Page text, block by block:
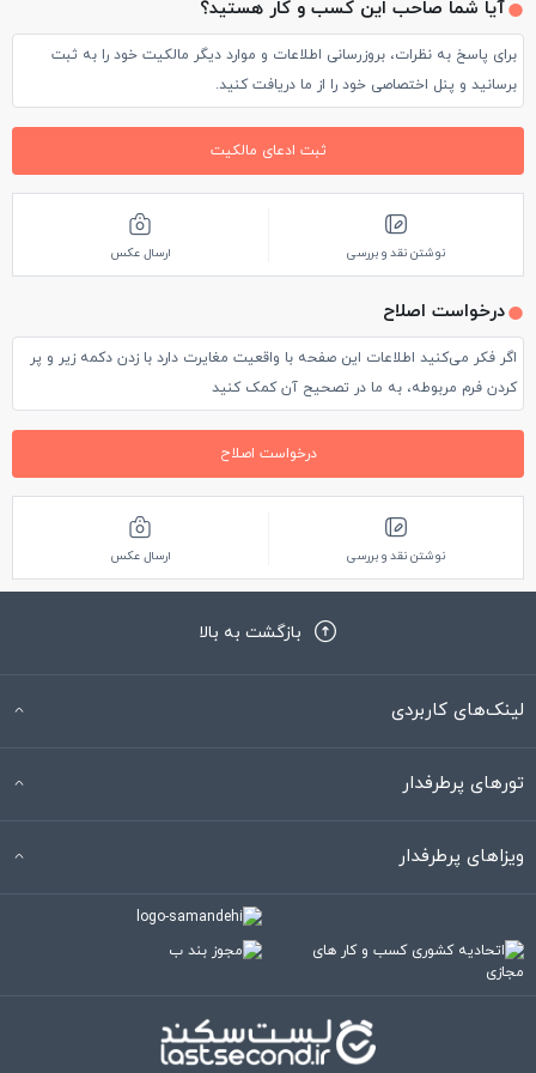
آیا شما صاحب این کسب و کار هستید؟
برای پاسخ به نظرات، بروزرسانی اطلاعات و موارد دیگر مالکیت خود را به ثبت
برسانید و پنل اختصاصی خود را از ما دریافت کنید.
ثبت ادعای مالکیت
نوشتن نقد و بررسی ارسال عکس
درخواست اصلاح
اگر فکر می‌کنید اطلاعات این صفحه با واقعیت مغایرت دارد با زدن دکمه زیر و پر
کردن فرم مربوطه، به ما در تصحیح آن کمک کنید
درخواست اصلاح
نوشتن نقد و بررسی ارسال عکس
بازگشت به بالا
لینک‌های کاربردی
تورهای پرطرفدار
ویزاهای پرطرفدار